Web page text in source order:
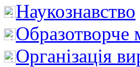
Наукознавство
Образотворче
Організація